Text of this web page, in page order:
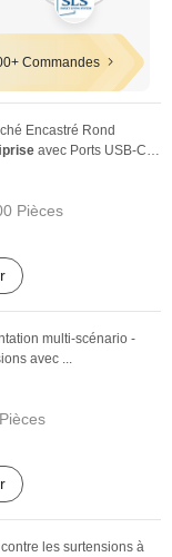
Commandes
Encastré Rond
prise avec Ports USB-C
Pièces
multi-scénario -
avec ...
les surtensions à